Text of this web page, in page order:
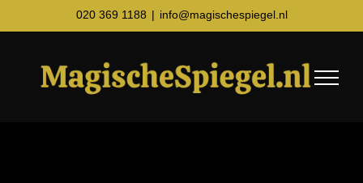
naar
020 369 1188 | info@magischespiegel.nl